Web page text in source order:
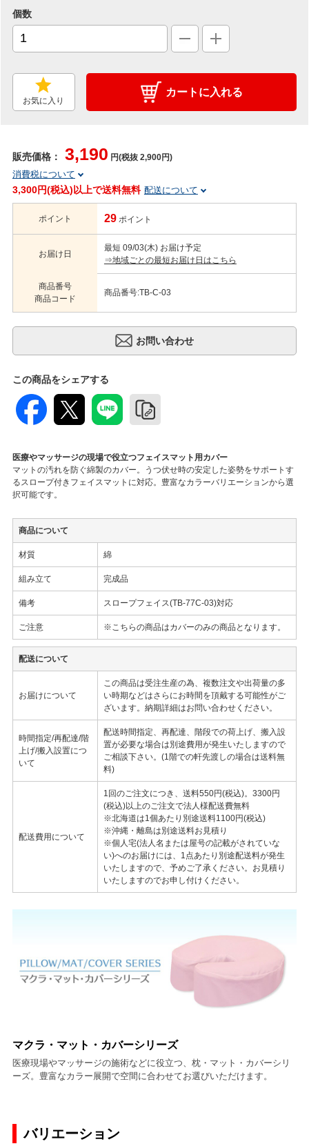
個数
お気に入り
カートに入れる
販売価格： 3,190 円(税抜 2,900円)
消費税について
3,300円(税込)以上で送料無料 配送について
ポイント 29 ポイント
お届け日
最短 09/03(木) お届け予定
⇒地域ごとの最短お届け日はこちら
商品番号
商品コード
商品番号:TB-C-03
この商品をシェアする
医療やマッサージの現場で役立つフェイスマット用カバー
マットの汚れを防ぐ綿製のカバー。うつ伏せ時の安定した姿勢をサポートす
るスロープ付きフェイスマットに対応。豊富なカラーバリエーションから選
択可能です。
商品について
材質 綿
組み立て 完成品
備考 スロープフェイス(TB-77C-03)対応
ご注意 ※こちらの商品はカバーのみの商品となります。
配送について
お届けについて
この商品は受注生産の為、複数注文や出荷量の多
い時期などはさらにお時間を頂戴する可能性がご
ざいます。納期詳細はお問い合わせください。
時間指定/再配達/階
上げ/搬入設置につ
いて
配送時間指定、再配達、階段での荷上げ、搬入設
置が必要な場合は別途費用が発生いたしますので
ご相談下さい。(1階での軒先渡しの場合は送料無
料)
配送費用について
1回のご注文につき、送料550円(税込)。3300円
(税込)以上のご注文で法人様配送費無料
※北海道は1個あたり別途送料1100円(税込)
※沖縄・離島は別途送料お見積り
※個人宅(法人名または屋号の記載がされていな
い)へのお届けには、1点あたり別途配送料が発生
いたしますので、予めご了承ください。お見積り
いたしますのでお申し付けください。
マクラ・マット・カバーシリーズ
医療現場やマッサージの施術などに役立つ、枕・マット・カバーシリ
ーズ。豊富なカラー展開で空間に合わせてお選びいただけます。
バリエーション